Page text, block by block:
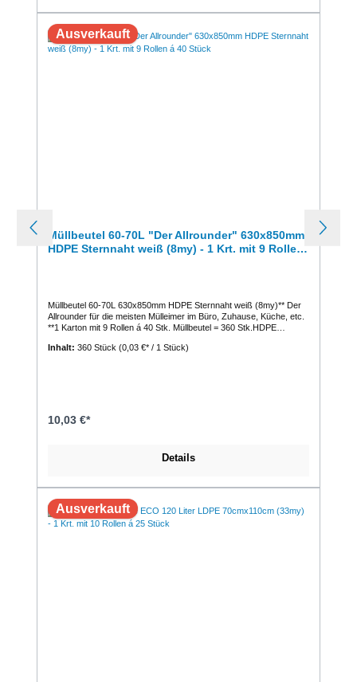
Ausverkauft
Müllbeutel 60-70L "Der Allrounder" 630x850mm
HDPE Sternnaht weiß (8my) - 1 Krt. mit 9 Rollen
Müllbeutel 60-70L 630x850mm HDPE Sternnaht weiß (8my)** Der
Allrounder für die meisten Mülleimer im Büro, Zuhause, Küche, etc.
**1 Karton mit 9 Rollen á 40 Stk. Müllbeutel = 360 Stk.HDPE
Qualität: Regenerat Chem. Charakterisierung: POLYETHYLEN
Inhalt: 360 Stück (0,03 €* / 1 Stück)
10,03 €*
Details
Ausverkauft